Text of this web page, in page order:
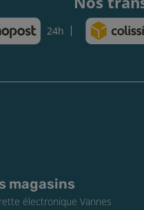
24h
magasins
électronique Vannes